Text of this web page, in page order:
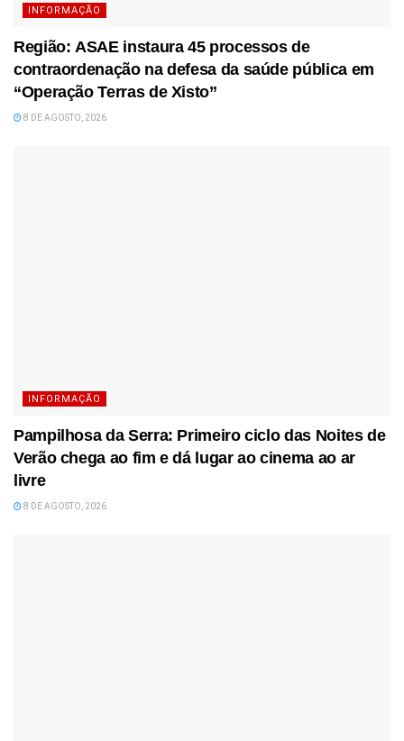
INFORMAÇÃO
Região: ASAE instaura 45 processos de
contraordenação na defesa da saúde pública em
“Operação Terras de Xisto”
8 DE AGOSTO, 2026
INFORMAÇÃO
Pampilhosa da Serra: Primeiro ciclo das Noites de
Verão chega ao fim e dá lugar ao cinema ao ar
livre
8 DE AGOSTO, 2026